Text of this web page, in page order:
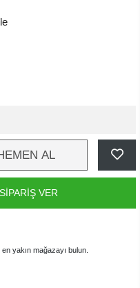
AL
VER
yakın mağazayı bulun.